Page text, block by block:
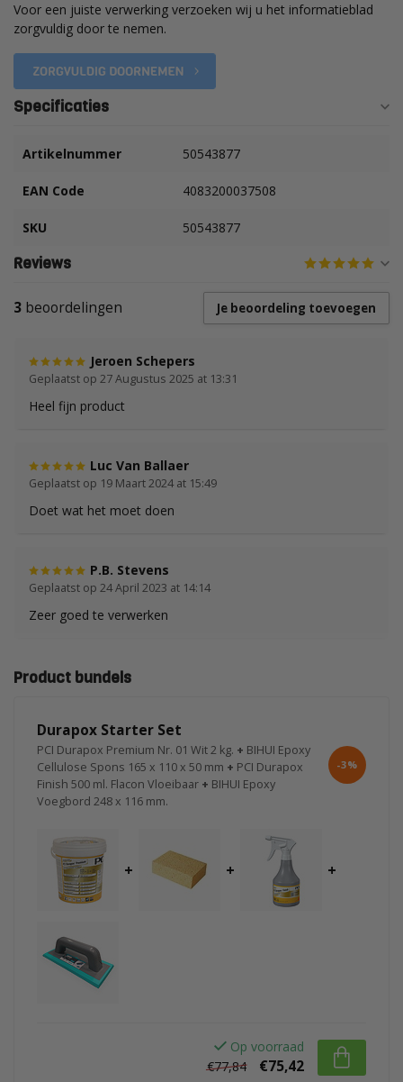
Voor een juiste verwerking verzoeken wij u het informatieblad
zorgvuldig door te nemen.
Specificaties
Artikelnummer 50543877
EAN Code 4083200037508
SKU 50543877
Reviews
3 beoordelingen Je beoordeling toevoegen
Jeroen Schepers
Geplaatst op 27 Augustus 2025 at 13:31
Heel fijn product
Luc Van Ballaer
Geplaatst op 19 Maart 2024 at 15:49
Doet wat het moet doen
P.B. Stevens
Geplaatst op 24 April 2023 at 14:14
Zeer goed te verwerken
Product bundels
Durapox Starter Set
PCI Durapox Premium Nr. 01 Wit 2 kg. + BIHUI Epoxy
Cellulose Spons 165 x 110 x 50 mm + PCI Durapox
Finish 500 ml. Flacon Vloeibaar + BIHUI Epoxy
Voegbord 248 x 116 mm.
-3%
+ + +
Op voorraad
€77,84
€75,42